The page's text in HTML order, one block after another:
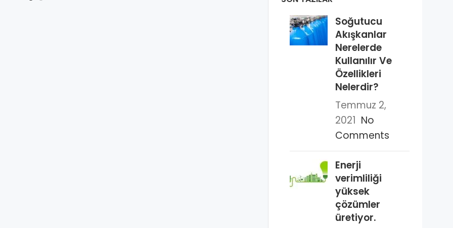
Soğutucu
Akışkanlar
Nerelerde
Kullanılır Ve
Özellikleri
Nelerdir?
Temmuz 2,
2021 No
Comments
Enerji
verimliliği
yüksek
çözümler
üretiyor.